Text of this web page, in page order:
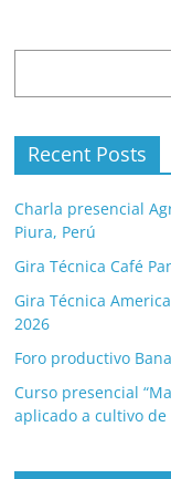
Recent Posts
Charla presencial
Piura, Perú
Gira Técnica Café
Gira Técnica
2026
Foro productivo
Curso presencial
aplicado a cultivo de